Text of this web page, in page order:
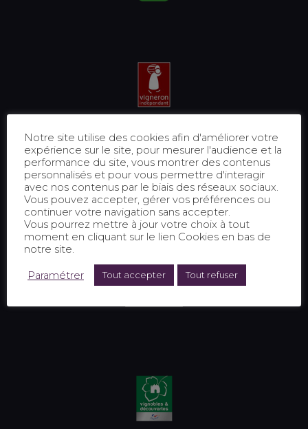
Notre site utilise des cookies afin d'améliorer votre
expérience sur le site, pour mesurer l'audience et la
performance du site, vous montrer des contenus
personnalisés et pour vous permettre d'interagir
avec nos contenus par le biais des réseaux sociaux.
Vous pouvez accepter, gérer vos préférences ou
continuer votre navigation sans accepter.
Vous pourrez mettre à jour votre choix à tout
moment en cliquant sur le lien Cookies en bas de
notre site.
Paramétrer Tout accepter Tout refuser